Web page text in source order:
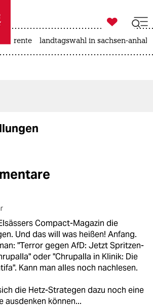

taz zahl ich
rente landtagswahl in sachsen-anhalt
Compact-Magazin die
Und das will was heißen! Anfang.
"Terror gegen AfD: Jetzt Spritzen-
oder "Chrupalla in Klinik: Die
Kann man alles noch nachlesen.
die Hetz-Strategen dazu noch eine
ausdenken können...